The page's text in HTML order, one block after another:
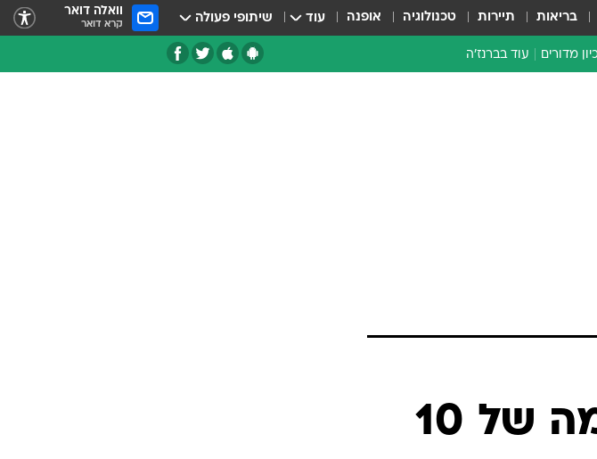
בריאות תיירות טכנולוגיה אופנה עוד שיתופי פעולה וואלה דואר
קרא דואר
מדורים עוד בברנז'ה
של 10